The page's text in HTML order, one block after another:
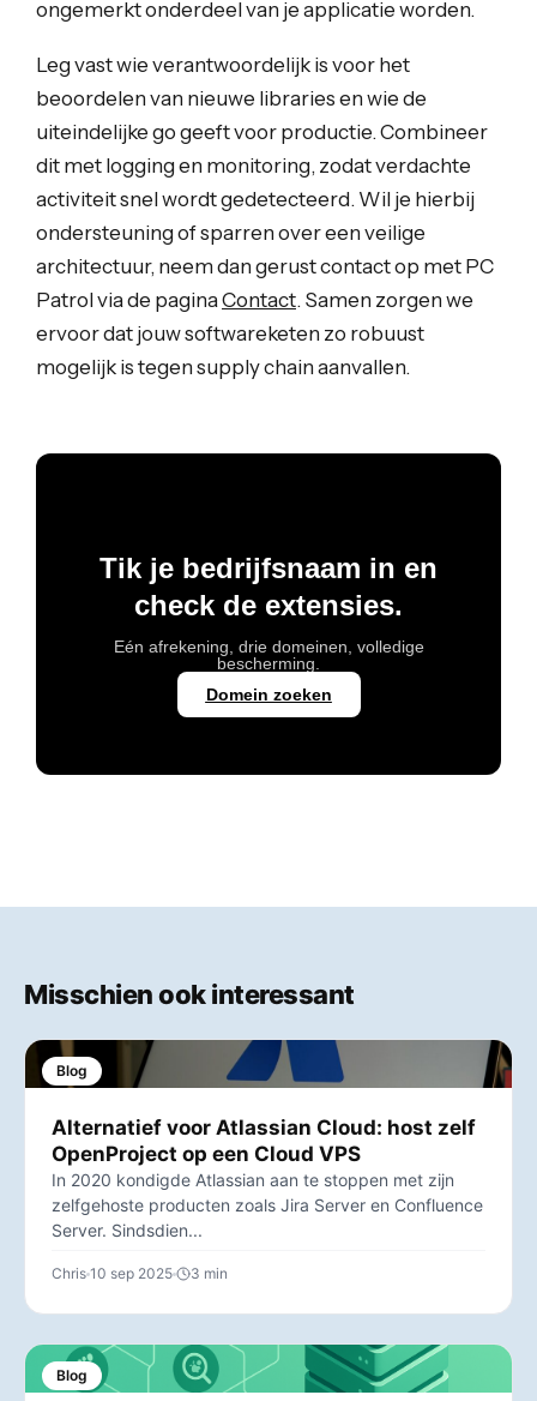
ongemerkt onderdeel van je applicatie worden.
Leg vast wie verantwoordelijk is voor het
beoordelen van nieuwe libraries en wie de
uiteindelijke go geeft voor productie. Combineer
dit met logging en monitoring, zodat verdachte
activiteit snel wordt gedetecteerd. Wil je hierbij
ondersteuning of sparren over een veilige
architectuur, neem dan gerust contact op met PC
Patrol via de paginaContact. Samen zorgen we
ervoor dat jouw softwareketen zo robuust
mogelijk is tegen supply chain aanvallen.
Tik je bedrijfsnaam in en
check de extensies.
Eén afrekening, drie domeinen, volledige
bescherming.
Domein zoeken
Misschien ook interessant
Blog
Alternatief voor Atlassian Cloud: host zelf
OpenProject op een Cloud VPS
In 2020 kondigde Atlassian aan te stoppen met zijn
zelfgehoste producten zoals Jira Server en Confluence
Server. Sindsdien...
Chris 10 sep 2025 3 min
Blog